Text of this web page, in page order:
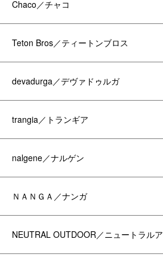
Chaco／チャコ
Teton Bros／ティートンブロス
devadurga／デヴァドゥルガ
trangia／トランギア
nalgene／ナルゲン
ＮＡＮＧＡ／ナンガ
NEUTRAL OUTDOOR／ニュートラル